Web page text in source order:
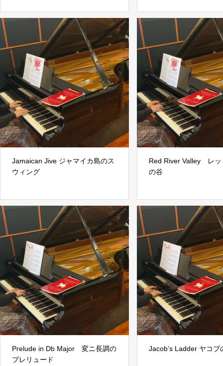
Jamaican Jive ジャマイカ島のス
ウィング
Red River Valley レッ
の谷
Prelude in Db Major 変ニ長調の
プレリュード
Jacob’s Ladder ヤコブ